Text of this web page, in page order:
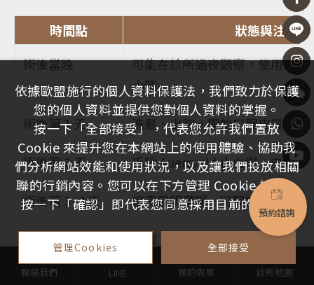
時間點
狀態與注意事
術後當晚
可能在診所過夜觀察，使用
小時
術後第 1 天 洗髮、出院。開始口服皮質類
術後第 2 天 拆除 Auersvald 止血網，皮質
術後第 3–4 天 瘀青最明顯期，可開始用化妝品
術後第 5–6 天 拆線
術後第 7–10 天 腫脹與瘀青大幅消退
預約諮詢
聯絡我們 LINE 預約表單 診所地圖
依據歐盟施行的個人資料保護法，我們致力於保護
您的個人資料並提供您對個人資料的掌握。
按一下「全部接受」，代表您允許我們置放
Cookie 來提升您在本網站上的使用體驗、協助我
們分析網站效能和使用狀況，以及讓我們投放相關
聯的行銷內容。您可以在下方管理 Cookie 設定。
按一下「確認」即代表您同意採用目前的設定。
管理Cookies 全部接受